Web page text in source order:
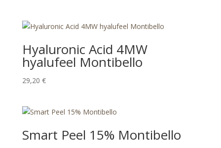
Hyaluronic Acid 4MW
hyalufeel Montibello
29,20 €
Smart Peel 15% Montibello